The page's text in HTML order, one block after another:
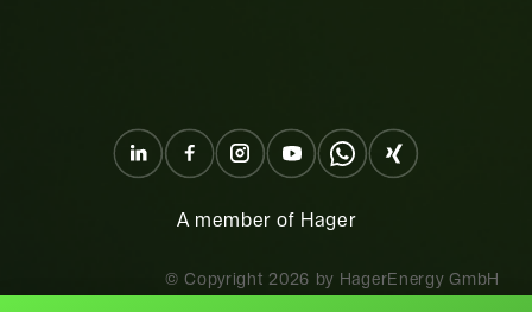
A member of Hager
© Copyright 2026 by HagerEnergy GmbH